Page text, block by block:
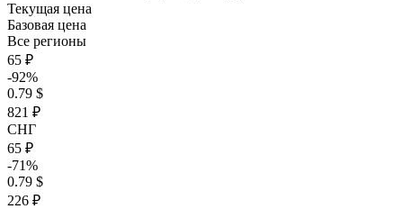
Текущая цена
Базовая цена
Все регионы
65 ₽
-92%
0.79 $
821 ₽
СНГ
65 ₽
-71%
0.79 $
226 ₽